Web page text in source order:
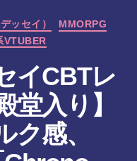
ッセイ）
MMORPG
VTUBER
イCBTレ
堂入り】
感、